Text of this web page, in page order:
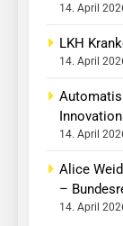
14. April
LKH
14. April
14. April
Alice
–
14. April